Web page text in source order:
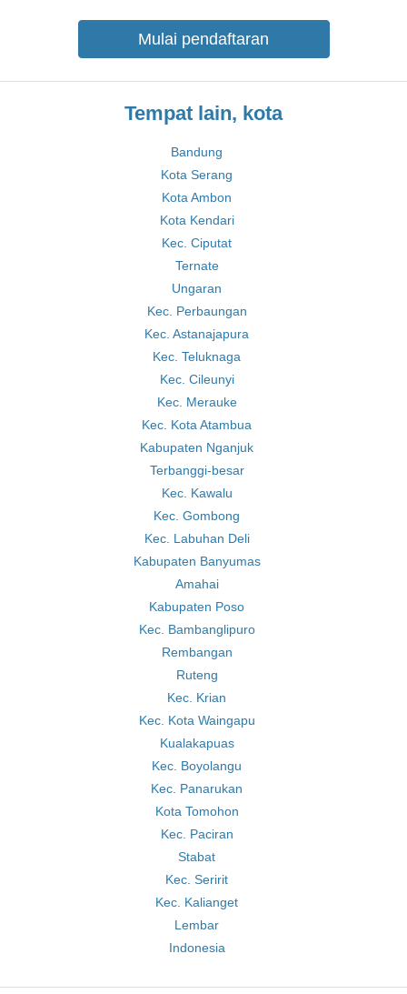
Mulai pendaftaran
Tempat lain, kota
Bandung
Kota Serang
Kota Ambon
Kota Kendari
Kec. Ciputat
Ternate
Ungaran
Kec. Perbaungan
Kec. Astanajapura
Kec. Teluknaga
Kec. Cileunyi
Kec. Merauke
Kec. Kota Atambua
Kabupaten Nganjuk
Terbanggi-besar
Kec. Kawalu
Kec. Gombong
Kec. Labuhan Deli
Kabupaten Banyumas
Amahai
Kabupaten Poso
Kec. Bambanglipuro
Rembangan
Ruteng
Kec. Krian
Kec. Kota Waingapu
Kualakapuas
Kec. Boyolangu
Kec. Panarukan
Kota Tomohon
Kec. Paciran
Stabat
Kec. Seririt
Kec. Kalianget
Lembar
Indonesia